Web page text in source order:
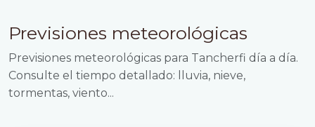
Previsiones meteorológicas
Previsiones meteorológicas para Tancherfi día a día.
Consulte el tiempo detallado: lluvia, nieve,
tormentas, viento...